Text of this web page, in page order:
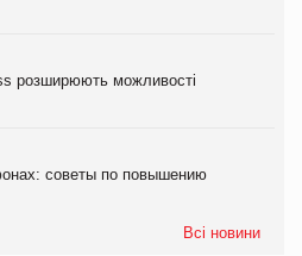
розширюють можливості
советы по повышению
Всі новини